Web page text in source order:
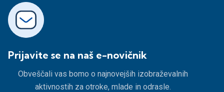
Prijavite se na naš e-novičnik
Obveščali vas bomo o najnovejših izobraževalnih
aktivnostih za otroke, mlade in odrasle.